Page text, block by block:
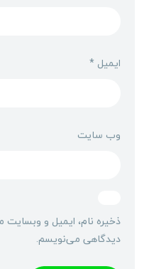
ایمیل *
وب‌ سایت
ذخیره نام، ایمیل و وبسایت
دیدگاهی می‌نویسم.